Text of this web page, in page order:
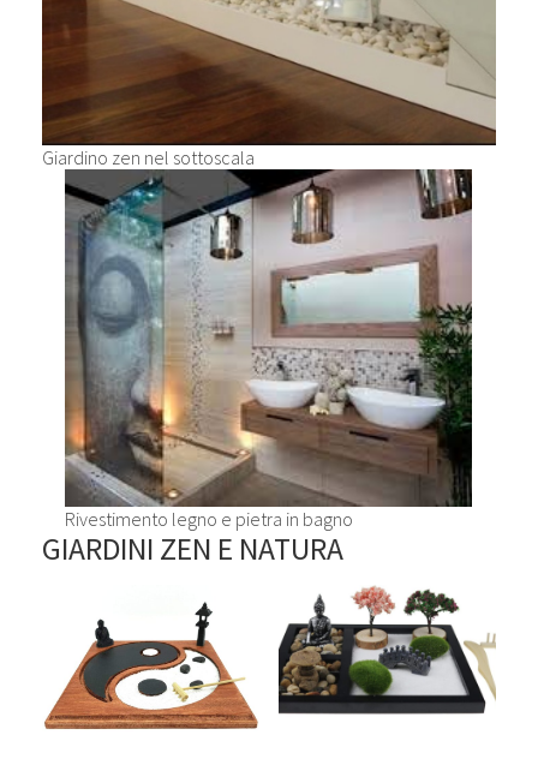
Giardino zen nel sottoscala
Rivestimento legno e pietra in bagno
GIARDINI ZEN E NATURA